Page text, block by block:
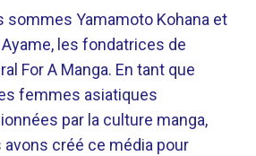
sommes Yamamoto Kohana et
les fondatrices de
For A Manga. En tant que
femmes asiatiques
par la culture manga,
avons créé ce média pour